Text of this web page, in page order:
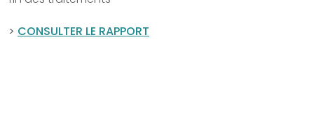
> CONSULTER LE RAPPORT